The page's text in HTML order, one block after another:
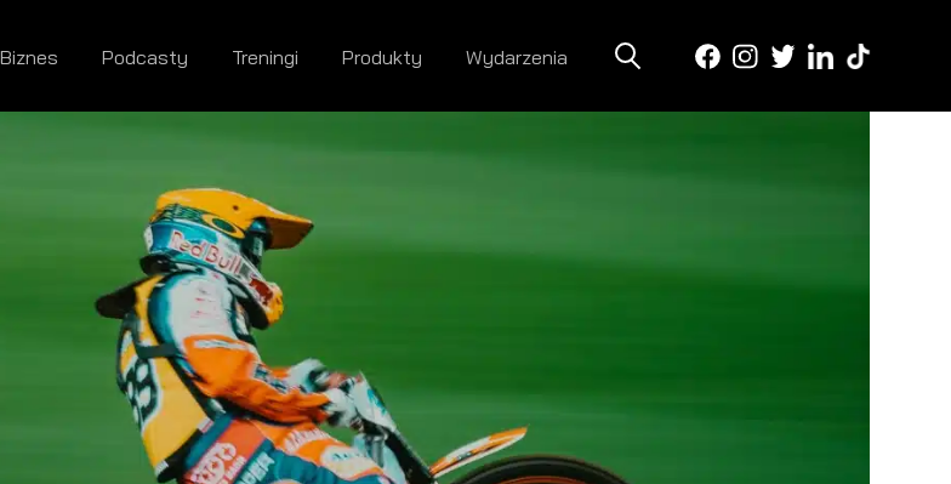
Biznes Podcasty Treningi Produkty Wydarzenia